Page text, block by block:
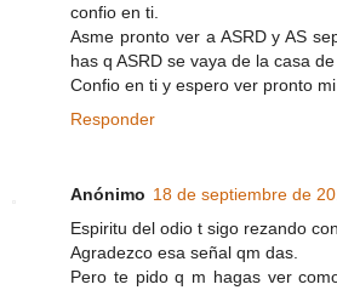
confio en ti.
Asme pronto ver a ASRD y AS
has q ASRD se vaya de la casa
Confio en ti y espero ver pronto
Responder
Anónimo 18 de septiembre de
Espiritu del odio t sigo rezando
Agradezco esa señal qm das.
Pero te pido q m hagas ver